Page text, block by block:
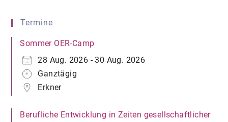
Termine
Sommer OER-Camp
28 Aug. 2026 - 30 Aug. 2026
Ganztägig
Erkner
Berufliche Entwicklung in Zeiten gesellschaftlicher